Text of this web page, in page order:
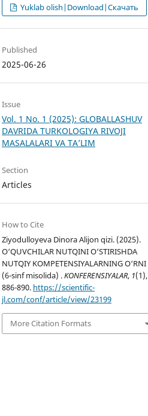
Yuklab olish|Download|Скачать
Published
2025-06-26
Issue
Vol. 1 No. 1 (2025): GLOBALLASHUV
DAVRIDA TURKOLOGIYA RIVOJI
MASALALARI VA TA’LIM
Section
Articles
How to Cite
Ziyodulloyeva Dinora Alijon qizi. (2025).
O‘QUVCHILAR NUTQINI O‘STIRISHDA
NUTQIY KOMPETENSIYALARNING O‘RNI
(6-sinf misolida) .KONFERENSIYALAR, 1(1),
886-890. https://scientific-
jl.com/conf/article/view/23199
More Citation Formats